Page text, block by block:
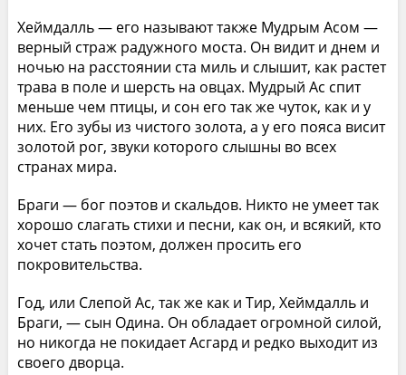
Хеймдалль — его называют также Мудрым Асом —
верный страж радужного моста. Он видит и днем и
ночью на расстоянии ста миль и слышит, как растет
трава в поле и шерсть на овцах. Мудрый Ас спит
меньше чем птицы, и сон его так же чуток, как и у
них. Его зубы из чистого золота, а у его пояса висит
золотой рог, звуки которого слышны во всех
странах мира.
Браги — бог поэтов и скальдов. Никто не умеет так
хорошо слагать стихи и песни, как он, и всякий, кто
хочет стать поэтом, должен просить его
покровительства.
Год, или Слепой Ас, так же как и Тир, Хеймдалль и
Браги, — сын Одина. Он обладает огромной силой,
но никогда не покидает Асгард и редко выходит из
своего дворца.